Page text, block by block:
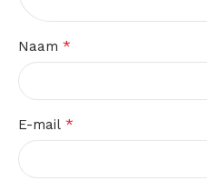
Naam *
E-mail *